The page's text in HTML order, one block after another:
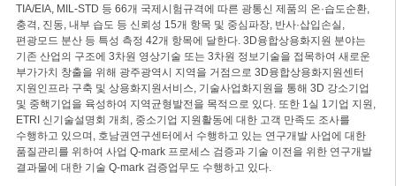
TIA/EIA, MIL-STD 등 66개 국제시험규격에 따른 광통신 제품의 온·습도순환,
충격, 진동, 내부 습도 등 신뢰성 15개 항목 및 중심파장, 반사·삽입손실,
편광모드 분산 등 특성 측정 42개 항목에 달한다. 3D융합상용화지원 분야는
기존 산업의 구조에 3차원 영상기술 또는 3차원 정보기술을 접목하여 새로운
부가가치 창출을 위해 광주광역시 지역을 거점으로 3D융합상용화지원센터
지원인프라 구축 및 상용화지원서비스, 기술사업화지원을 통해 3D 강소기업
및 중핵기업을 육성하여 지역균형발전을 목적으로 있다. 또한 1실 1기업 지원,
ETRI 신기술설명회 개최, 중소기업 지원활동에 대한 고객 만족도 조사를
수행하고 있으며, 호남권연구센터에서 수행하고 있는 연구개발 사업에 대한
품질관리를 위하여 사업 Q-mark 프로세스 검증과 기술 이전을 위한 연구개발
결과물에 대한 기술 Q-mark 검증업무도 수행하고 있다.